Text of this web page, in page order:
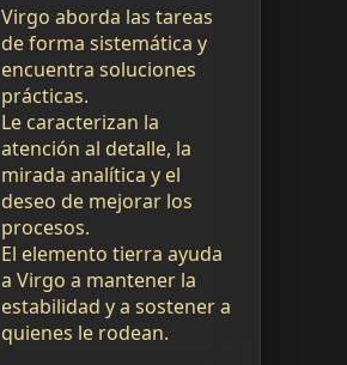
Virgo aborda las tareas
de forma sistemática y
encuentra soluciones
prácticas.
Le caracterizan la
atención al detalle, la
mirada analítica y el
deseo de mejorar los
procesos.
El elemento tierra ayuda
a Virgo a mantener la
estabilidad y a sostener a
quienes le rodean.